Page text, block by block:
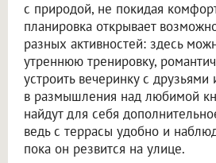
с природой, не покидая
планировка открывает
разных активностей: здесь
утреннюю тренировку,
устроить вечеринку с друзьями
в размышления над любимой
найдут для себя
ведь с террасы удобно и
пока он резвится на улице.